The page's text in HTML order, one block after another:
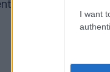
I want
operativo per